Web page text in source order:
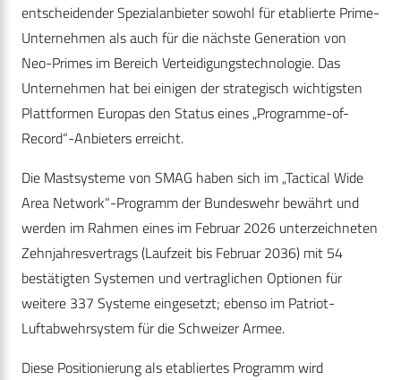
entscheidender Spezialanbieter sowohl für etablierte Prime-
Unternehmen als auch für die nächste Generation von
Neo-Primes im Bereich Verteidigungstechnologie. Das
Unternehmen hat bei einigen der strategisch wichtigsten
Plattformen Europas den Status eines „Programme-of-
Record“-Anbieters erreicht.
Die Mastsysteme von SMAG haben sich im „Tactical Wide
Area Network“-Programm der Bundeswehr bewährt und
werden im Rahmen eines im Februar 2026 unterzeichneten
Zehnjahresvertrags (Laufzeit bis Februar 2036) mit 54
bestätigten Systemen und vertraglichen Optionen für
weitere 337 Systeme eingesetzt; ebenso im Patriot-
Luftabwehrsystem für die Schweizer Armee.
Diese Positionierung als etabliertes Programm wird